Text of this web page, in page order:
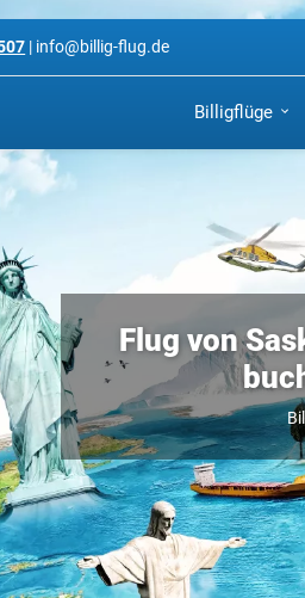
| info@billig-flug.de
Billigflüge
Flug von